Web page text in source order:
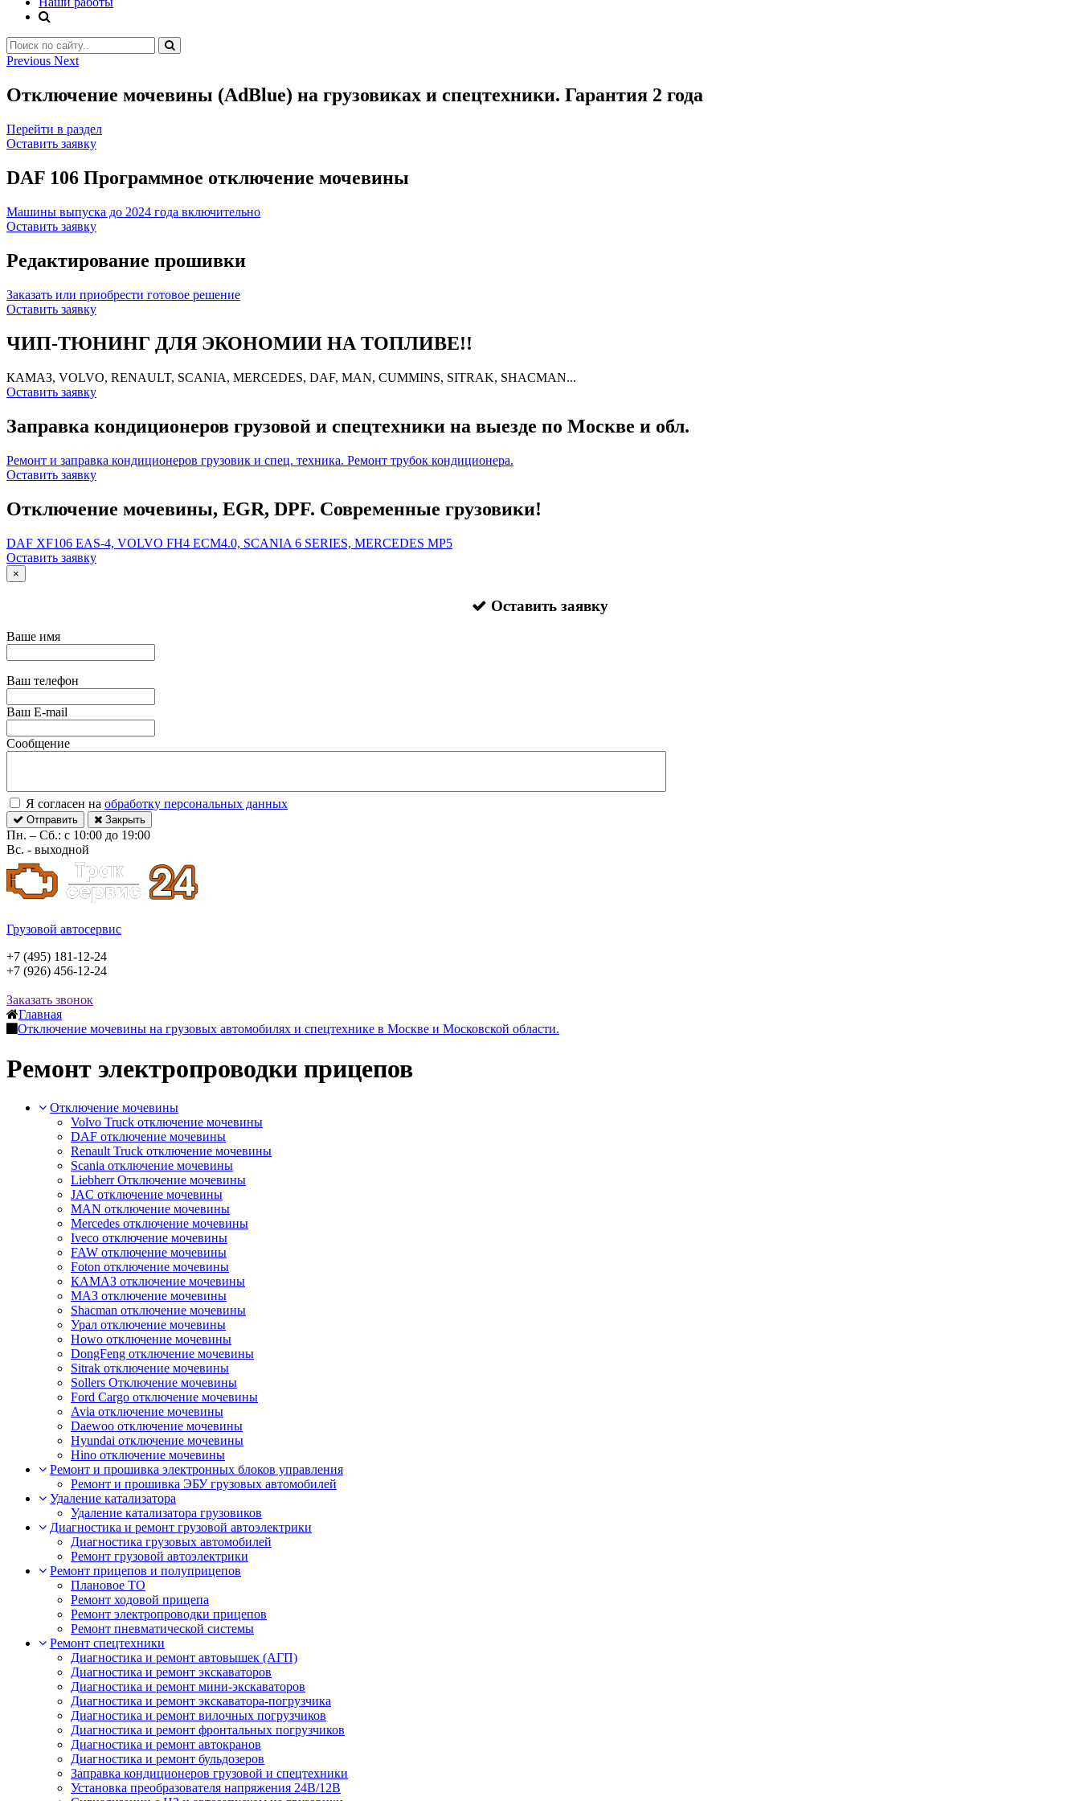
Previous Next
Отключение мочевины (AdBlue) на грузовиках и спецтехники. Гарантия 2 года
Перейти в раздел
Оставить заявку
DAF 106 Программное отключение мочевины
Машины выпуска до 2024 года включительно
Оставить заявку
Редактирование прошивки
Заказать или приобрести готовое решение
Оставить заявку
ЧИП-ТЮНИНГ ДЛЯ ЭКОНОМИИ НА ТОПЛИВЕ!!
КАМАЗ, VOLVO, RENAULT, SCANIA, MERCEDES, DAF, MAN, CUMMINS, SITRAK, SHACMAN...
Оставить заявку
Заправка кондиционеров грузовой и спецтехники на выезде по Москве и обл.
Ремонт и заправка кондиционеров грузовик и спец. техника. Ремонт трубок кондиционера.
Оставить заявку
Отключение мочевины, EGR, DPF. Современные грузовики!
DAF XF106 EAS-4, VOLVO FH4 ECM4.0, SCANIA 6 SERIES, MERCEDES MP5
Оставить заявку
×
Оставить заявку
Ваше имя
Ваш телефон
Ваш E-mail
Сообщение
Я согласен на обработку персональных данных
Отправить Закрыть
Пн. – Сб.: с 10:00 до 19:00
Вс. - выходной
Грузовой автосервис
+7 (495) 181-12-24
+7 (926) 456-12-24
Заказать звонок
Главная
Отключение мочевины на грузовых автомобилях и спецтехнике в Москве и Московской области.
Ремонт электропроводки прицепов
Отключение мочевины
Volvo Truck отключение мочевины
DAF отключение мочевины
Renault Truck отключение мочевины
Scania отключение мочевины
Liebherr Отключение мочевины
JAC отключение мочевины
MAN отключение мочевины
Mercedes отключение мочевины
Iveco отключение мочевины
FAW отключение мочевины
Foton отключение мочевины
КАМАЗ отключение мочевины
МАЗ отключение мочевины
Shacman отключение мочевины
Урал отключение мочевины
Howo отключение мочевины
DongFeng отключение мочевины
Sitrak отключение мочевины
Sollers Отключение мочевины
Ford Cargo отключение мочевины
Avia отключение мочевины
Daewoo отключение мочевины
Hyundai отключение мочевины
Hino отключение мочевины
Ремонт и прошивка электронных блоков управления
Ремонт и прошивка ЭБУ грузовых автомобилей
Удаление катализатора
Удаление катализатора грузовиков
Диагностика и ремонт грузовой автоэлектрики
Диагностика грузовых автомобилей
Ремонт грузовой автоэлектрики
Ремонт прицепов и полуприцепов
Плановое ТО
Ремонт ходовой прицепа
Ремонт электропроводки прицепов
Ремонт пневматической системы
Ремонт спецтехники
Диагностика и ремонт автовышек (АГП)
Диагностика и ремонт экскаваторов
Диагностика и ремонт мини-экскаваторов
Диагностика и ремонт экскаватора-погрузчика
Диагностика и ремонт вилочных погрузчиков
Диагностика и ремонт фронтальных погрузчиков
Диагностика и ремонт автокранов
Диагностика и ремонт бульдозеров
Заправка кондиционеров грузовой и спецтехники
Установка преобразователя напряжения 24В/12В